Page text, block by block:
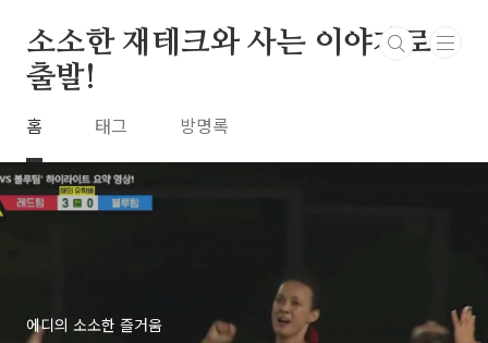
소소한 재테크와 사는 이야기로
출발!
홈 태그 방명록
에디의 소소한 즐거움